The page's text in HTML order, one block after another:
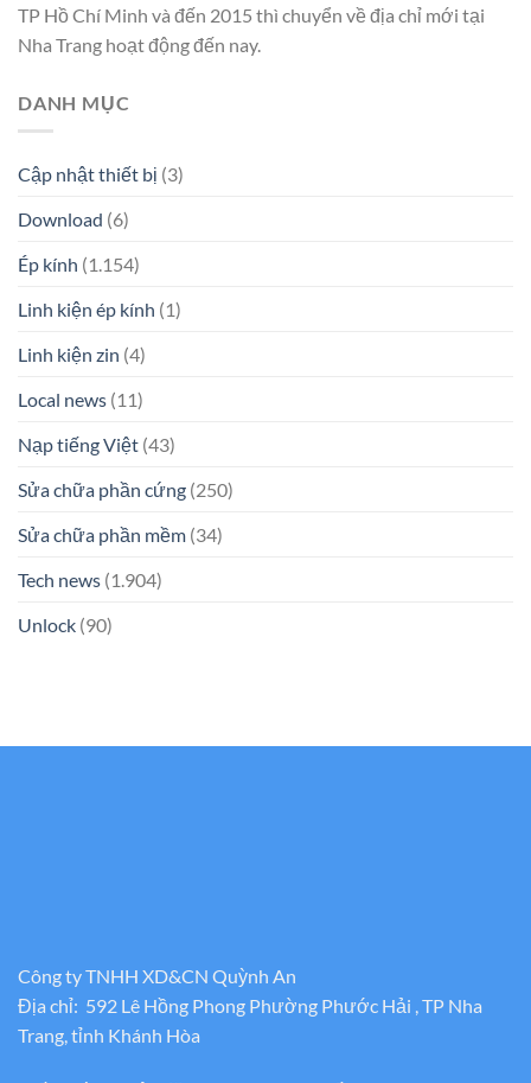
TP Hồ Chí Minh và đến 2015 thì chuyển về địa chỉ mới tại
Nha Trang hoạt động đến nay.
DANH MỤC
Cập nhật thiết bị (3)
Download (6)
Ép kính (1.154)
Linh kiện ép kính (1)
Linh kiện zin (4)
Local news (11)
Nạp tiếng Việt (43)
Sửa chữa phần cứng (250)
Sửa chữa phần mềm (34)
Tech news (1.904)
Unlock (90)
Công ty TNHH XD&CN Quỳnh An
Địa chỉ: 592 Lê Hồng Phong Phường Phước Hải , TP Nha
Trang, tỉnh Khánh Hòa